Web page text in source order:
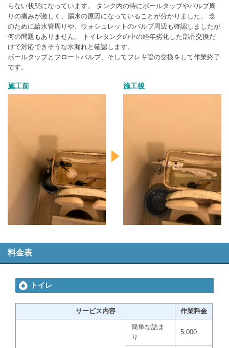
らない状態になっています。 タンク内の特にボールタップやバルブ周
りの痛みが激しく、漏水の原因になっていることが分かりました。 念
のために給水管周りや、ウォシュレットのバルブ周辺も確認しましたが
何の問題もありません。 トイレタンクの中の経年劣化した部品交換だ
けで対応できそうな水漏れと確認します。
ボールタップとフロートバルブ、そしてフレキ管の交換をして作業終了
です。
施工前 施工後
料金表
トイレ
サービス内容 作業料金
簡単な詰ま
り
5,000